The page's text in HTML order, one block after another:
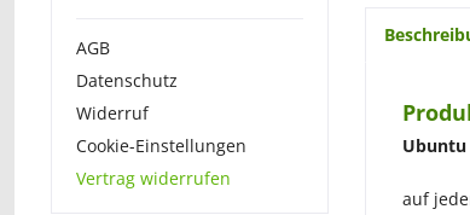
AGB
Datenschutz
Widerruf
Cookie-Einstellungen
Vertrag widerrufen
Ubuntu
auf